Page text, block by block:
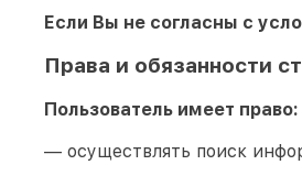
Если Вы не согласны с
Права и обязанности
Пользователь имеет право:
— осуществлять поиск